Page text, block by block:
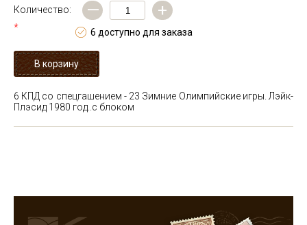
Количество:
*
— +
6 доступно для заказа
6 КПД со спецгашением - 23 Зимние Олимпийские игры. Лэйк-
Плэсид 1980 год..с блоком